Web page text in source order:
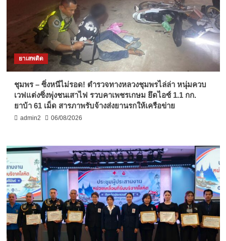
ยาเสพติด
ชุมพร – ซิ่งหนีไม่รอด! ตำรวจทางหลวงชุมพรไล่ล่า หนุ่มควบ
เวฟแต่งซิ่งพุ่งชนเสาไฟ รวบคาเพชรเกษม ยึดไอซ์ 1.1 กก.
ยาบ้า 61 เม็ด สารภาพรับจ้างส่งยานรกให้เครือข่าย
admin2 06/08/2026